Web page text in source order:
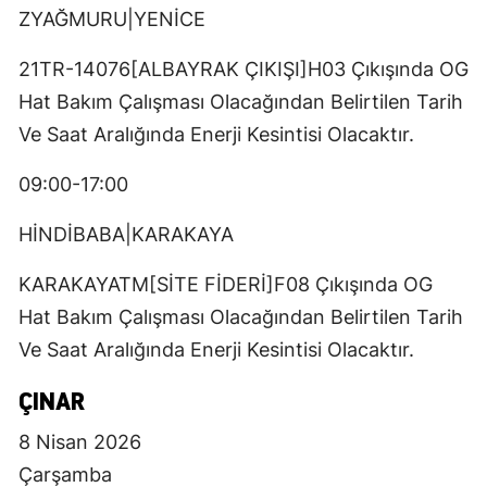
ZYAĞMURU|YENİCE
21TR-14076[ALBAYRAK ÇIKIŞI]H03 Çıkışında OG
Hat Bakım Çalışması Olacağından Belirtilen Tarih
Ve Saat Aralığında Enerji Kesintisi Olacaktır.
09:00-17:00
HİNDİBABA|KARAKAYA
KARAKAYATM[SİTE FİDERİ]F08 Çıkışında OG
Hat Bakım Çalışması Olacağından Belirtilen Tarih
Ve Saat Aralığında Enerji Kesintisi Olacaktır.
ÇINAR
8 Nisan 2026
Çarşamba